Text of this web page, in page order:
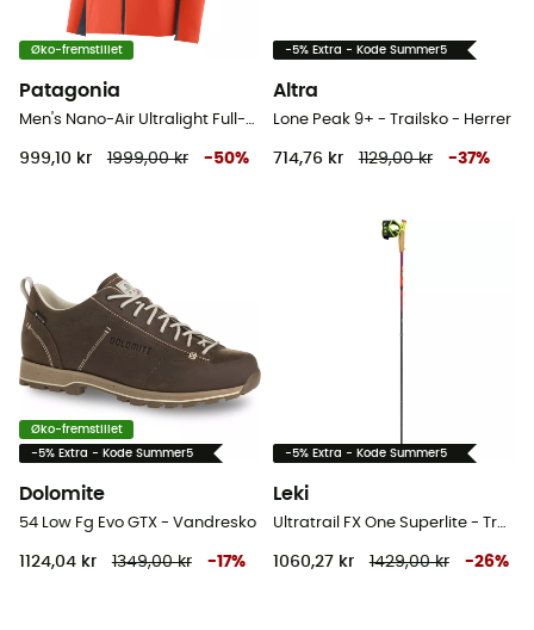
Øko-fremstillet
Patagonia
Men's Nano-Air Ultralight Full-Zip Hoody - Softshelljakke - Herrer
999,10 kr 1999,00 kr -50%
-5% Extra - Kode Summer5
Altra
Lone Peak 9+ - Trailsko - Herrer
714,76 kr 1129,00 kr -37%
Øko-fremstillet
-5% Extra - Kode Summer5
Dolomite
54 Low Fg Evo GTX - Vandresko
1124,04 kr 1349,00 kr -17%
-5% Extra - Kode Summer5
Leki
Ultratrail FX One Superlite - Trailrunning-stave
1060,27 kr 1429,00 kr -26%